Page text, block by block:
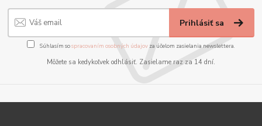
Prihlásiť sa
Súhlasím sospracovaním osobných údajov za účelom zasielania newslettera.
Môžete sa kedykoľvek odhlásiť. Zasielame raz za 14 dní.